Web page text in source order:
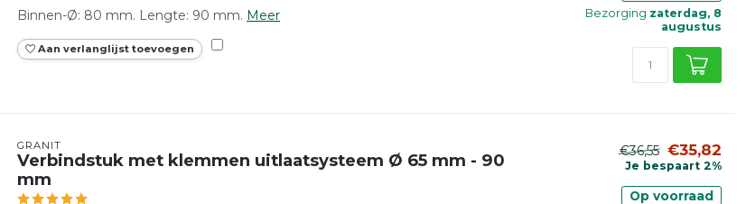
Binnen-Ø: 80 mm. Lengte: 90 mm. Meer
Aan verlanglijst toevoegen
Bezorging zaterdag, 8
augustus
GRANIT
Verbindstuk met klemmen uitlaatsysteem Ø 65 mm - 90
mm
€36,55 €35,82
Je bespaart 2%
Op voorraad